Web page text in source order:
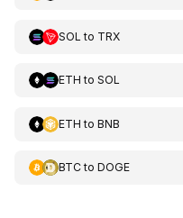
SOL to TRX
ETH to SOL
ETH to BNB
BTCto DOGE